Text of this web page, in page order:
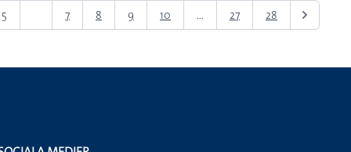
5 7 8 9 10 ... 27 28